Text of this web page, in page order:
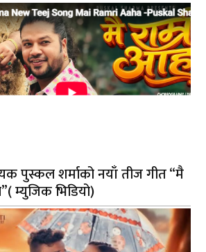
पुस्कल शर्माको नयाँ तीज गीत “मै
म्युजिक भिडियो)